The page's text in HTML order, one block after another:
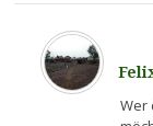
Wer